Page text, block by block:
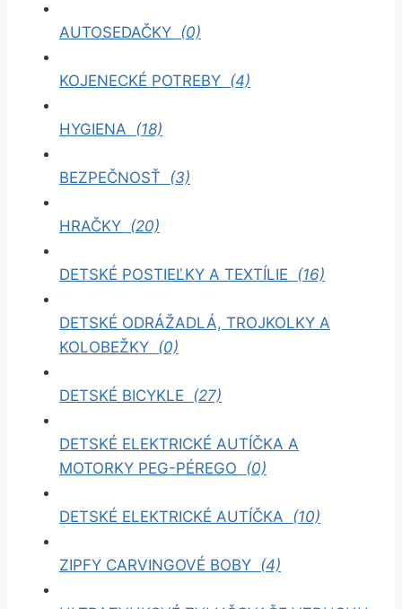
AUTOSEDAČKY (0)
KOJENECKÉ POTREBY (4)
HYGIENA (18)
BEZPEČNOSŤ (3)
HRAČKY (20)
DETSKÉ POSTIEĽKY A TEXTÍLIE (16)
DETSKÉ ODRÁŽADLÁ, TROJKOLKY A
KOLOBEŽKY (0)
DETSKÉ BICYKLE (27)
DETSKÉ ELEKTRICKÉ AUTÍČKA A
MOTORKY PEG-PÉREGO (0)
DETSKÉ ELEKTRICKÉ AUTÍČKA (10)
ZIPFY CARVINGOVÉ BOBY (4)